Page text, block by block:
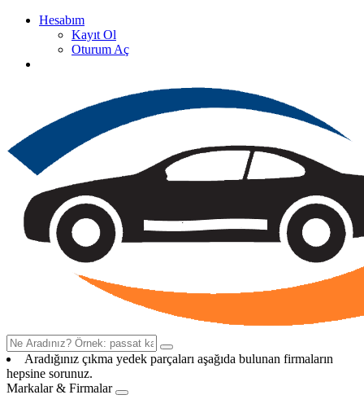
Hesabım
Kayıt Ol
Oturum Aç
Aradığınız çıkma yedek parçaları aşağıda bulunan firmaların
hepsine sorunuz.
Markalar & Firmalar